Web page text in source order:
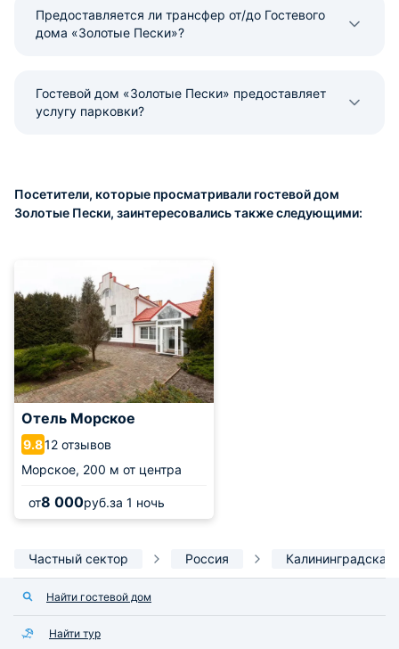
Предоставляется ли трансфер от/до Гостевого
дома «Золотые Пески»?
Гостевой дом «Золотые Пески» предоставляет
услугу парковки?
Посетители, которые просматривали гостевой дом
Золотые Пески, заинтересовались также следующими:
Отель Морское
9.812 отзывов
Морское, 200 м от центра
от8 000руб.за 1 ночь
Частный сектор Россия Калининградская
Найти гостевой дом
Найти тур